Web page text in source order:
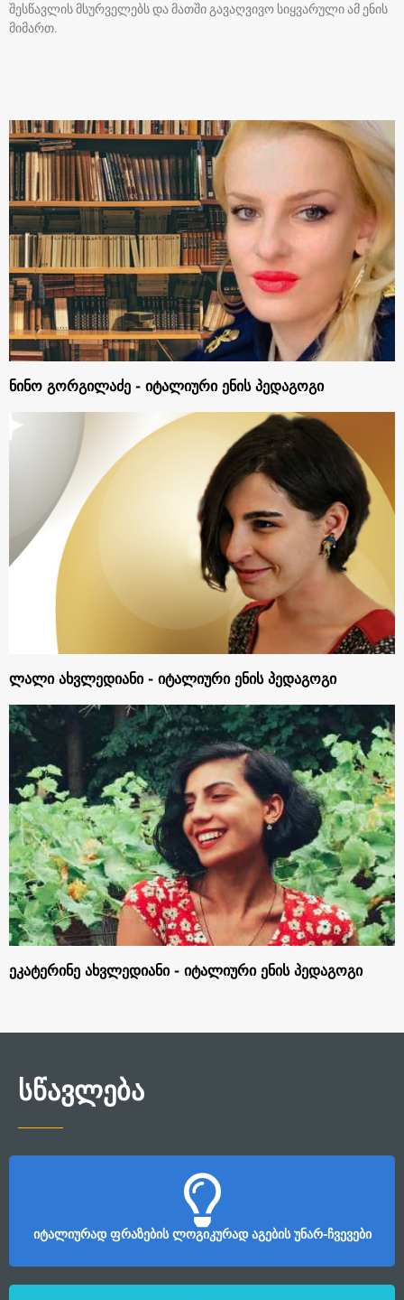
შესწავლის მსურველებს და მათში გავაღვივო სიყვარული ამ ენის
მიმართ.
ნინო გორგილაძე - იტალიური ენის პედაგოგი
ლალი ახვლედიანი - იტალიური ენის პედაგოგი
ეკატერინე ახვლედიანი - იტალიური ენის პედაგოგი
ᲡᲬᲐᲕᲚᲔᲑᲐ
იტალიურად ფრაზების ლოგიკურად აგების უნარ-ჩვევები